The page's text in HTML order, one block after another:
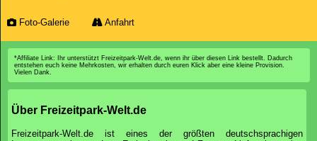
Foto-Galerie Anfahrt
*Affiliate Link: Ihr unterstützt Freizeitpark-Welt.de, wenn ihr über diesen Link bestellt. Dadurch
entstehen euch keine Mehrkosten, wir erhalten durch euren Klick aber eine kleine Provision.
Vielen Dank.
Über Freizeitpark-Welt.de
Freizeitpark-Welt.de ist eines der größten deutschsprachigen